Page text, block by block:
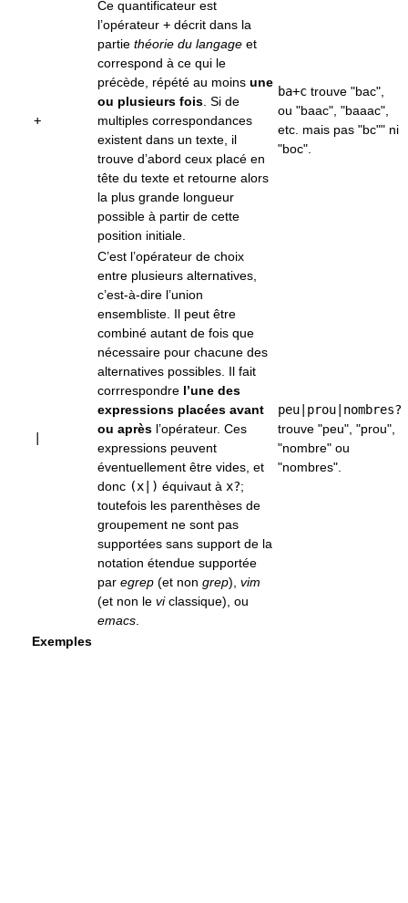
+
Ce quantificateur est
l’opérateur + décrit dans la
partie théorie du langage et
correspond à ce qui le
précède, répété au moins une
ou plusieurs fois. Si de
multiples correspondances
existent dans un texte, il
trouve d’abord ceux placé en
tête du texte et retourne alors
la plus grande longueur
possible à partir de cette
position initiale.
ba+c trouve "bac",
ou "baac", "baaac",
etc. mais pas "bc"" ni
"boc".
C’est l’opérateur de choix
entre plusieurs alternatives,
c’est-à-dire l’union
ensembliste. Il peut être
combiné autant de fois que
nécessaire pour chacune des
alternatives possibles. Il fait
corrrespondre l’une des
expressions placées avant
ou après l’opérateur. Ces
expressions peuvent
éventuellement être vides, et
donc (x|) équivaut à x?;
toutefois les parenthèses de
groupement ne sont pas
supportées sans support de la
notation étendue supportée
par egrep (et non grep), vim
(et non le viclassique), ou
emacs.
peu|prou|nombres?
trouve "peu", "prou",
"nombre" ou
"nombres".
Exemples